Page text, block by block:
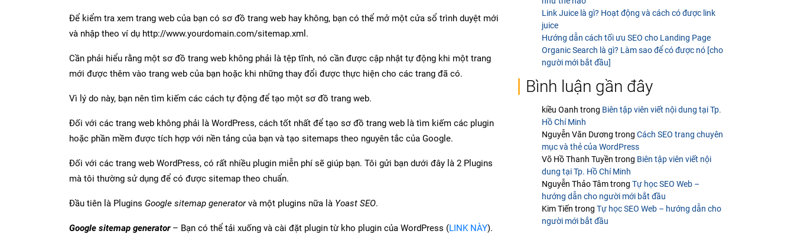
Để kiểm tra xem trang web của bạn có sơ đồ trang web hay không, bạn có thể mở một cửa sổ trình duyệt mới
và nhập theo ví dụ http://www.yourdomain.com/sitemap.xml.
Cần phải hiểu rằng một sơ đồ trang web không phải là tệp tĩnh, nó cần được cập nhật tự động khi một trang
mới được thêm vào trang web của bạn hoặc khi những thay đổi được thực hiện cho các trang đã có.
Vì lý do này, bạn nên tìm kiếm các cách tự động để tạo một sơ đồ trang web.
Đối với các trang web không phải là WordPress, cách tốt nhất để tạo sơ đồ trang web là tìm kiếm các plugin
hoặc phần mềm được tích hợp với nền tảng của bạn và tạo sitemaps theo nguyên tắc của Google.
Đối với các trang web WordPress, có rất nhiều plugin miễn phí sẽ giúp bạn. Tôi gửi bạn dưới đây là 2 Plugins
mà tôi thường sử dụng để có được sitemap theo chuẩn.
Đầu tiên là Plugins Google sitemap generatorvà một plugins nữa là Yoast SEO.
Google sitemap generator– Bạn có thể tải xuống và cài đặt plugin từ kho plugin của WordPress (LINK NÀY).
Link Juice là gì? Hoạt động và cách có được link
juice
Hướng dẫn cách tối ưu SEO cho Landing Page
Organic Search là gì? Làm sao để có được nó [cho
người mới bắt đầu]
Bình luận gần đây
kiều Oanh trong Biên tập viên viết nội dung tại Tp.
Hồ Chí Minh
Nguyễn Văn Dương trong Cách SEO trang chuyên
mục và thẻ của WordPress
Võ Hồ Thanh Tuyền trong Biên tập viên viết nội
dung tại Tp. Hồ Chí Minh
Nguyễn Thảo Tâmtrong Tự học SEO Web –
hướng dẫn cho người mới bắt đầu
Kim Tiến trong Tự học SEO Web – hướng dẫn cho
người mới bắt đầu